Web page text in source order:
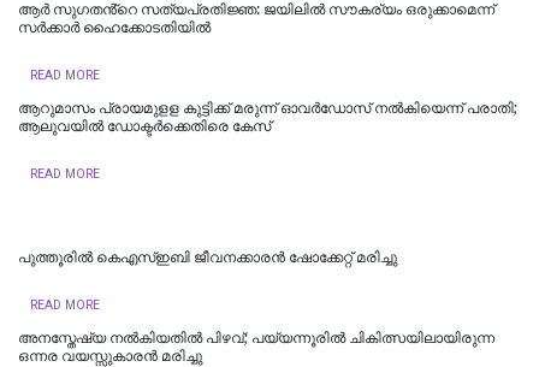
ആർ സുഗതൻ്റെ സത്യപ്രതിജ്ഞ: ജയിലിൽ സൗകര്യം ഒരുക്കാമെന്ന്
സർക്കാർ ഹൈക്കോടതിയിൽ
READ MORE
ആറുമാസം പ്രായമുളള കുട്ടിക്ക് മരുന്ന് ഓവര്‍ഡോസ് നല്‍കിയെന്ന് പരാതി;
ആലുവയിൽ ഡോക്ടര്‍ക്കെതിരെ കേസ്
READ MORE
പുത്തൂരില്‍ കെഎസ്ഇബി ജീവനക്കാരൻ ഷോക്കേറ്റ് മരിച്ചു
READ MORE
അനസ്തേഷ്യ നൽകിയതിൽ പിഴവ്; പയ്യന്നൂരിൽ ചികിത്സയിലായിരുന്ന
ഒന്നര വയസ്സുകാരൻ മരിച്ചു